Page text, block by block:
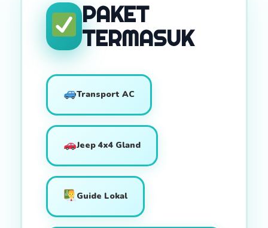
PAKET
TERMASUK
Transport AC
Jeep 4x4 Gland
Guide Lokal